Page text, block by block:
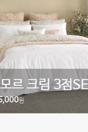
크림 3점SET
원